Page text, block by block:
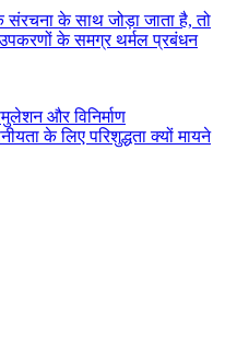
के साथ जोड़ा जाता है, तो
के समग्र थर्मल प्रबंधन
और विनिर्माण
के लिए परिशुद्धता क्यों मायने